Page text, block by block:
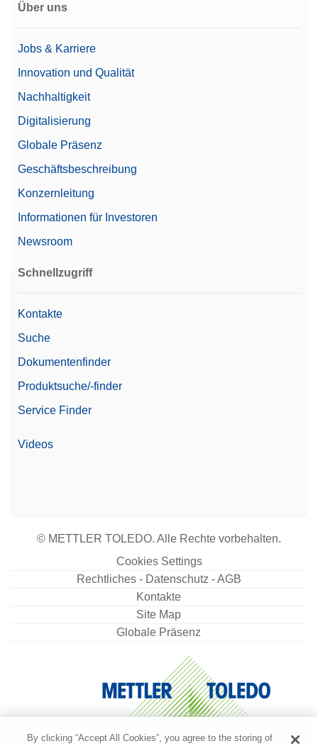
Über uns
Jobs & Karriere
Innovation und Qualität
Nachhaltigkeit
Digitalisierung
Globale Präsenz
Geschäftsbeschreibung
Konzernleitung
Informationen für Investoren
Newsroom
Schnellzugriff
Kontakte
Suche
Dokumentenfinder
Produktsuche/-finder
Service Finder
Videos
© METTLER TOLEDO. Alle Rechte vorbehalten.
Cookies Settings
Rechtliches - Datenschutz - AGB
Kontakte
Site Map
Globale Präsenz
By clicking “Accept All Cookies”, you agree to the storing of